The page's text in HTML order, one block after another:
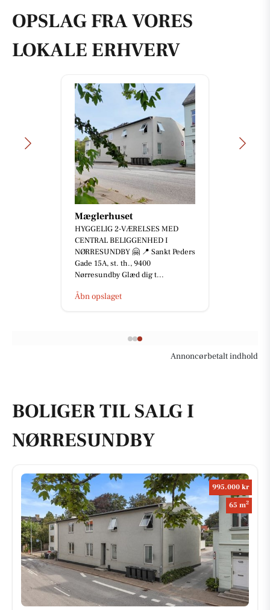
OPSLAG FRA VORES
LOKALE ERHVERV
Mæglerhuset
HYGGELIG 2-VÆRELSES MED
CENTRAL BELIGGENHED I
NØRRESUNDBY 🤗 📍 Sankt Peders
Gade 15A, st. th., 9400
Nørresundby Glæd dig t...
Åbn opslaget
Annoncørbetalt indhold
BOLIGER TIL SALG I
NØRRESUNDBY
995.000 kr
65 m2